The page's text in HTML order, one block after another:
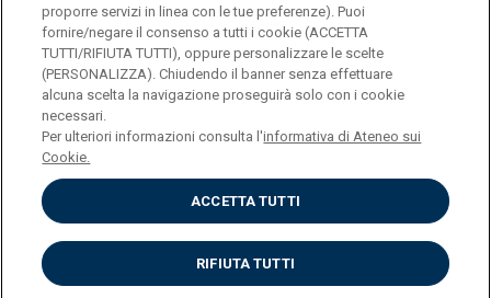
lavoro
proporre servizi in linea con le tue preferenze). Puoi
fornire/negare il consenso a tutti i cookie (ACCETTA
TUTTI/RIFIUTA TUTTI), oppure personalizzare le scelte
(PERSONALIZZA). Chiudendo il banner senza effettuare
alcuna scelta la navigazione proseguirà solo con i cookie
necessari.
Per ulteriori informazioni consulta l'informativa di Ateneo sui
Cookie.
ACCETTA TUTTI
RIFIUTA TUTTI